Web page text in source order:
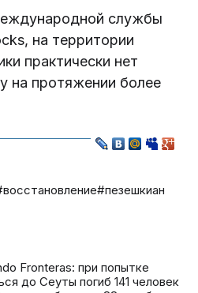
службы
на территории
практически нет
на протяжении более
#пезешкиан
Fronteras: при попытке
до Сеуты погиб 141 человек